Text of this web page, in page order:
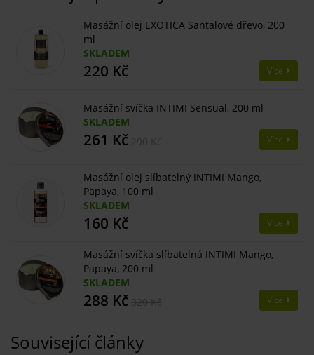
Masážní olej EXOTICA Santalové dřevo, 200
ml
SKLADEM
220 Kč Více
Masážní svíčka INTIMI Sensual, 200 ml
SKLADEM
261 Kč Více
Masážní olej slíbatelný INTIMI Mango,
Papaya, 100 ml
SKLADEM
160 Kč Více
Masážní svíčka slíbatelná INTIMI Mango,
Papaya, 200 ml
SKLADEM
288 Kč Více
Související články